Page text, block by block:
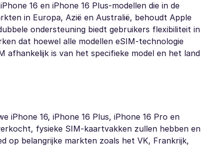
16 en iPhone 16 Plus-modellen die in de
in Europa, Azië en Australië, behoudt Apple
ondersteuning biedt gebruikers flexibiliteit in
dat hoewel alle modellen eSIM-technologie
afhankelijk is van het specifieke model en het land
iPhone 16, iPhone 16 Plus, iPhone 16 Pro en
fysieke SIM-kaartvakken zullen hebben en
op belangrijke markten zoals het VK, Frankrijk,